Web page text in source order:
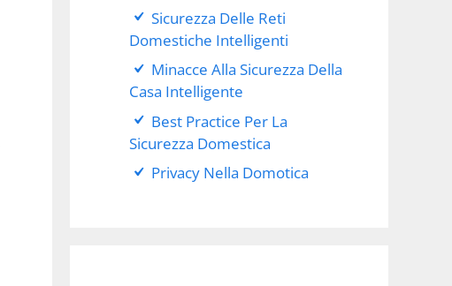
Sicurezza Delle Reti
Domestiche Intelligenti
Minacce Alla Sicurezza Della
Casa Intelligente
Best Practice Per La
Sicurezza Domestica
Privacy Nella Domotica